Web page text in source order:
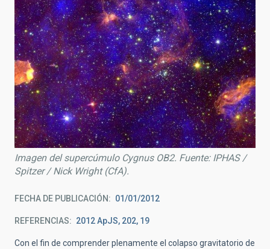
Imagen del supercúmulo Cygnus OB2. Fuente: IPHAS /
Spitzer / Nick Wright (CfA).
FECHA DE PUBLICACIÓN 01/01/2012
REFERENCIAS 2012 ApJS, 202, 19
Con el fin de comprender plenamente el colapso gravitatorio de